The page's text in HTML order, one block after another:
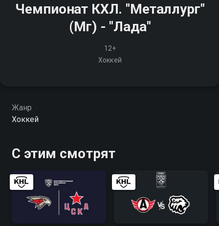
Чемпионат КХЛ. "Металлург"
(Мг) - "Лада"
12+
Хоккей
Жанр
Хоккей
С этим смотрят